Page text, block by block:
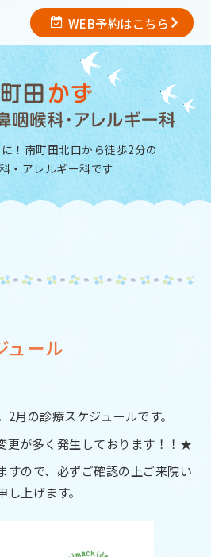
WEB予約はこちら
！南町田北口から徒歩2分の
・アレルギー科です
ュール
月の診療スケジュールです。
更が多く発生しております！！★
すので、必ずご確認の上ご来院い
上げます。